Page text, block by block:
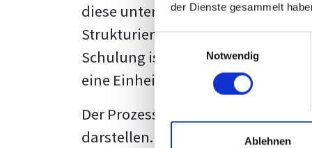
der Dienste gesammelt
Notwendig
Ablehnen
diese unter Zuhilfenahme von
Strukturierung ist ebenso
Schulung ist so konzipiert, dass
eine Einheitslösung zu bieten.
Der Prozess des
darstellen. Jedoch, ausgestattet